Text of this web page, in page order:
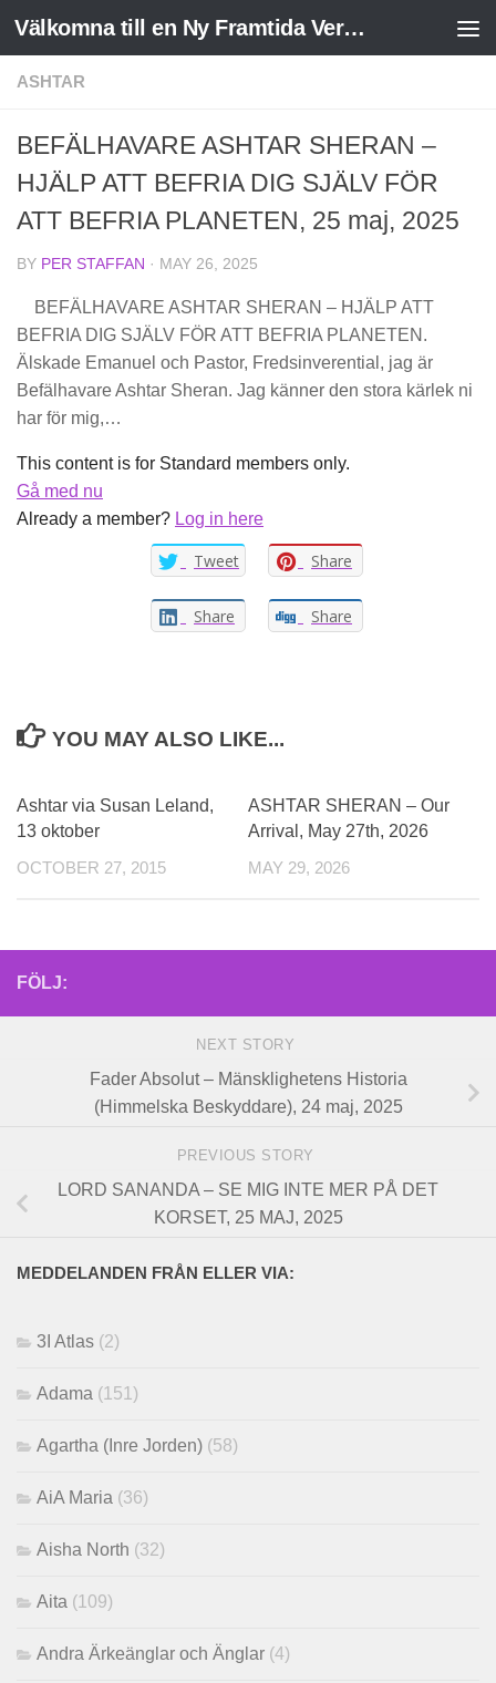
Skip to content Välkomna till en Ny Framtida Verklighet
ASHTAR
BEFÄLHAVARE ASHTAR SHERAN –
HJÄLP ATT BEFRIA DIG SJÄLV FÖR
ATT BEFRIA PLANETEN, 25 maj, 2025
BY PER STAFFAN · MAY 26, 2025
BEFÄLHAVARE ASHTAR SHERAN – HJÄLP ATT
BEFRIA DIG SJÄLV FÖR ATT BEFRIA PLANETEN.
Älskade Emanuel och Pastor, Fredsinverential, jag är
Befälhavare Ashtar Sheran. Jag känner den stora kärlek ni
har för mig,…
This content is for Standard members only.
Gå med nu
Already a member? Log in here
Tweet Share
Share Share
YOU MAY ALSO LIKE...
Ashtar via Susan Leland,
13 oktober
OCTOBER 27, 2015
ASHTAR SHERAN – Our
Arrival, May 27th, 2026
MAY 29, 2026
FÖLJ:
NEXT STORY
Fader Absolut – Mänsklighetens Historia
(Himmelska Beskyddare), 24 maj, 2025
PREVIOUS STORY
LORD SANANDA – SE MIG INTE MER PÅ DET
KORSET, 25 MAJ, 2025
MEDDELANDEN FRÅN ELLER VIA:
3I Atlas (2)
Adama (151)
Agartha (Inre Jorden) (58)
AiA Maria (36)
Aisha North (32)
Aita (109)
Andra Ärkeänglar och Änglar (4)